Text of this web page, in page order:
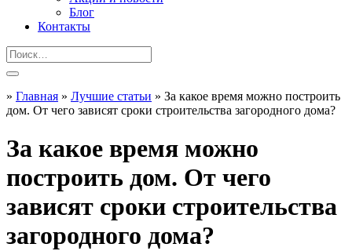
Блог
Контакты
» Главная » Лучшие статьи » За какое время можно построить
дом. От чего зависят сроки строительства загородного дома?
За какое время можно
построить дом. От чего
зависят сроки строительства
загородного дома?